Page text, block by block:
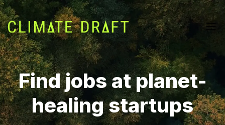
Find jobs at planet-
healing startups